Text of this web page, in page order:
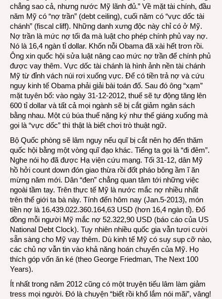
chẳng sao cả, nhưng nước Mỹ lãnh đủ.” Về mặt tài chính, đầu
năm Mỹ có “nợ trần” (debt ceiling), cuối năm có “vực dốc tài
chánh” (fiscal cliff). Những danh xưng độc này chỉ có ở Mỹ.
Nợ trần là mức nợ tối đa mà luật cho phép chính phủ vay nợ.
Nó là 16,4 ngàn tỉ dollar. Khốn nỗi Obama đã xài hết trơn rồi.
Ông xin quốc hội sửa luật nâng cao mức nợ trần để chính phủ
được vay thêm. Vực dốc tài chánh là hình ảnh nền tài chánh
Mỹ từ đỉnh vách núi rơi xuống vực. Để có tiền trả nợ và cứu
nguy kinh tế Obama phải giải bài toán đố. Sau đó ông “xạm”
mặt tuyên bố: vào ngày 31-12-2012, thuế sẽ tự động tăng lên
600 tỉ dollar và tất cả mọi ngành sẽ bị cắt giảm ngân sách
bằng nhau. Một cú búa thuế nặng ký như thế giáng xuống mà
gọi là “vực dốc” thì thật là biết chơi trò thuật ngữ.
Bộ Quốc phòng sẽ lâm nguy nếu quĩ bị cắt nên họ đến thăm
quốc hội bằng một vòng quĩ đạo khác. Tiếng ta gọi là “đi đêm”.
Nghe nói họ đã được Hạ viện cứu mạng. Tối 31-12, dân Mỹ
hồ hởi count down đón giao thừa rồi đốt pháo bông ầm ĩ ăn
mừng năm mới. Dân “đen” chẳng quan tâm tới những việc
ngoài tầm tay. Trên thực tế Mỹ là nước mắc nợ nhiều nhất
trên thế giới ta bà này. Tính đến hôm nay (Jan.5-2013), món
tiền nợ là 16.439.022.360.164,63 USD (hơn 16,4 ngàn tỉ). Đổ
đồng mỗi người Mỹ mắc nợ 52.322,90 USD (báo cáo của US
National Debt Clock). Tuy nhiên nhiều quốc gia vẫn tươi cười
sẵn sàng cho Mỹ vay thêm. Dù kinh tế Mỹ có suy sụp cỡ nào,
các chủ nợ vẫn tin vào khả năng hoán chuyển của Mỹ. Họ
thích góp vốn ăn ké (theo George Friedman, The Next 100
Years).
Ít nhất trong năm 2012 cũng có một truyện tiếu lâm làm giảm
tress mọi người. Đó là chuyện “biết rồi khổ lắm nói mãi”, vâng!